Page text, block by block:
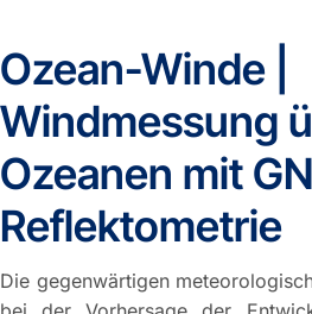
Ozean-Winde |
Windmessung
Ozeanen mit
Reflektometrie
Die gegenwärtigen